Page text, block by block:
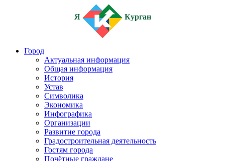
Я Курган
Город
Актуальная информация
Общая информация
История
Устав
Символика
Экономика
Инфографика
Организации
Развитие города
Градостроительная деятельность
Гостям города
Почётные граждане